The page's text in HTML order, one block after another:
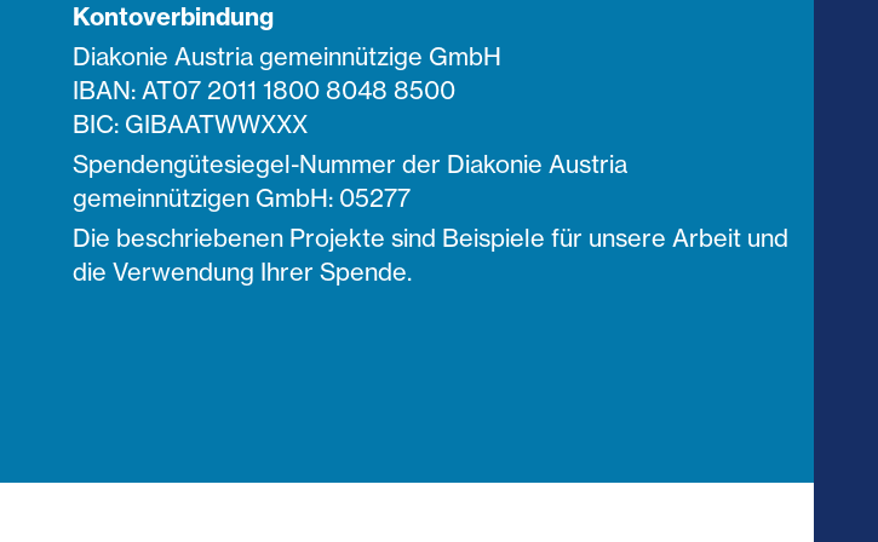
Kontoverbindung
Diakonie Austria gemeinnützige GmbH
IBAN: AT07 2011 1800 8048 8500
BIC: GIBAATWWXXX
Spendengütesiegel-Nummer der Diakonie Austria
gemeinnützigen GmbH: 05277
Die beschriebenen Projekte sind Beispiele für unsere Arbeit und
die Verwendung Ihrer Spende.